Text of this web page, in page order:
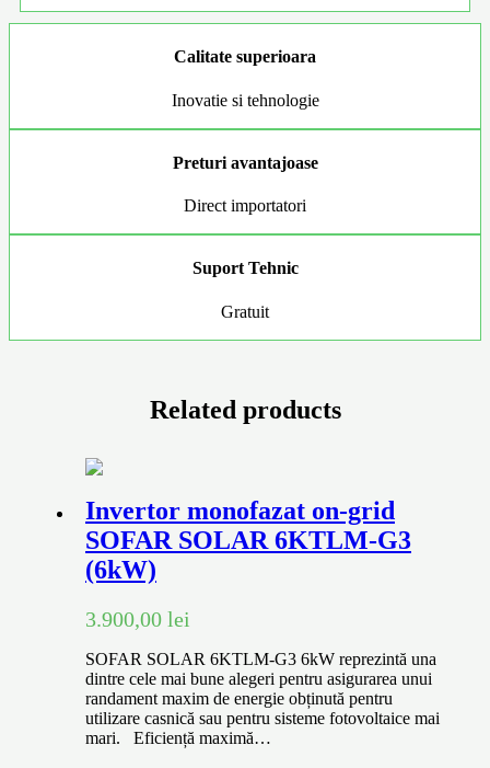
Calitate superioara
Inovatie si tehnologie
Preturi avantajoase
Direct importatori
Suport Tehnic
Gratuit
Related products
Invertor monofazat on-grid
SOFAR SOLAR 6KTLM-G3
(6kW)
3.900,00 lei
SOFAR SOLAR 6KTLM-G3 6kW reprezintă una
dintre cele mai bune alegeri pentru asigurarea unui
randament maxim de energie obținută pentru
utilizare casnică sau pentru sisteme fotovoltaice mai
mari. Eficiență maximă…